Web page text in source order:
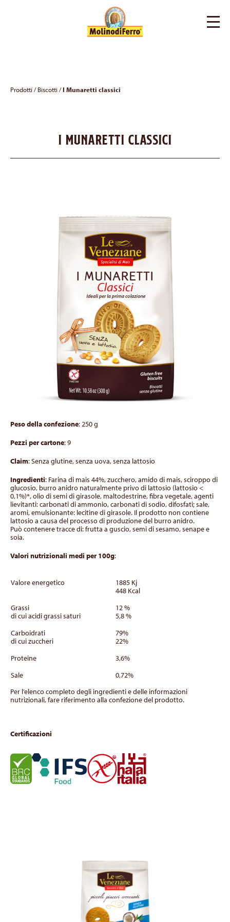
Prodotti /Biscotti /I Munaretti classici
I Munaretti classici
Peso della confezione: 250 g
Pezzi per cartone: 9
Claim: Senza glutine, senza uova, senza lattosio
Ingredienti: Farina di mais 44%, zucchero, amido di mais, sciroppo di
glucosio, burro anidro naturalmente privo di lattosio (lattosio <
0,1%)*, olio di semi di girasole, maltodestrine, fibra vegetale, agenti
lievitanti: carbonati di ammonio, carbonati di sodio, difosfati; sale,
aromi, emulsionante: lecitine di girasole. Il prodotto non contiene
lattosio a causa del processo di produzione del burro anidro.
Può contenere tracce di: frutta a guscio, semi di sesamo, senape e
soia.
Valori nutrizionali medi per 100g:
Valore energetico
1885 Kj
448 Kcal
Grassi
di cui acidi grassi saturi
12 %
5,8 %
Carboidrati
di cui zuccheri
79%
22%
Proteine
3,6%
Sale
0,72%
Per l’elenco completo degli ingredienti e delle informazioni
nutrizionali, fare riferimento alla confezione del prodotto.
Certificazioni